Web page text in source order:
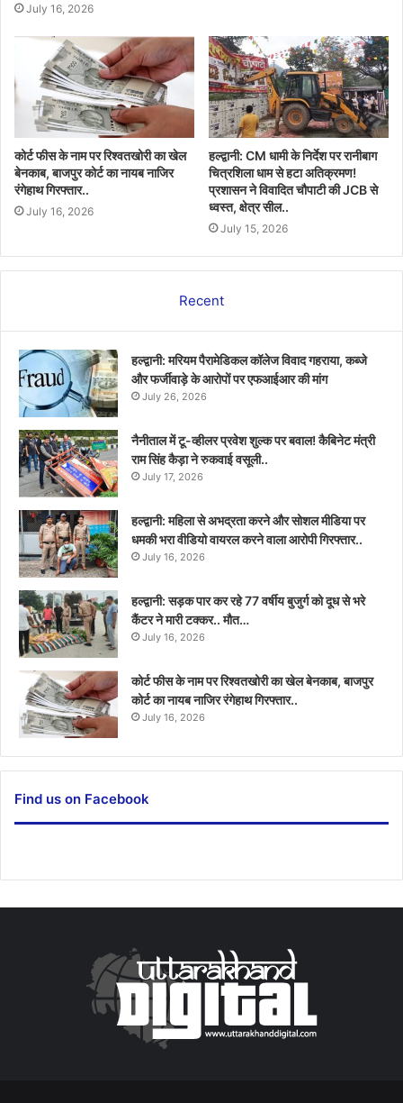
July 16, 2026
कोर्ट फीस के नाम पर रिश्वतखोरी का खेल
बेनकाब, बाजपुर कोर्ट का नायब नाजिर
रंगेहाथ गिरफ्तार..
July 16, 2026
हल्द्वानी: CM धामी के निर्देश पर रानीबाग
चित्रशिला धाम से हटा अतिक्रमण!
प्रशासन ने विवादित चौपाटी की JCB से
ध्वस्त, क्षेत्र सील..
July 15, 2026
Recent
हल्द्वानी: मरियम पैरामेडिकल कॉलेज विवाद गहराया, कब्जे
और फर्जीवाड़े के आरोपों पर एफआईआर की मांग
July 26, 2026
नैनीताल में टू-व्हीलर प्रवेश शुल्क पर बवाल! कैबिनेट मंत्री
राम सिंह कैड़ा ने रुकवाई वसूली..
July 17, 2026
हल्द्वानी: महिला से अभद्रता करने और सोशल मीडिया पर
धमकी भरा वीडियो वायरल करने वाला आरोपी गिरफ्तार..
July 16, 2026
हल्द्वानी: सड़क पार कर रहे 77 वर्षीय बुजुर्ग को दूध से भरे
कैंटर ने मारी टक्कर.. मौत…
July 16, 2026
कोर्ट फीस के नाम पर रिश्वतखोरी का खेल बेनकाब, बाजपुर
कोर्ट का नायब नाजिर रंगेहाथ गिरफ्तार..
July 16, 2026
Find us on Facebook